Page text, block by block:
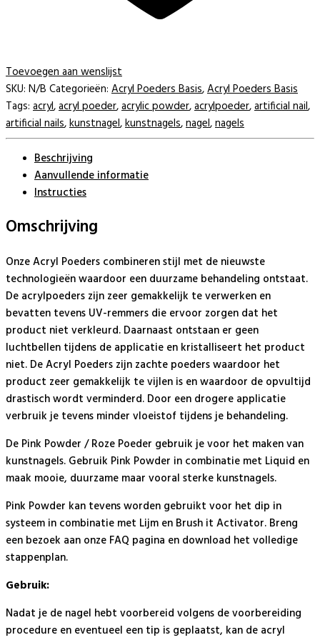
Toevoegen aan wenslijst
SKU: N/B Categorieën: Acryl Poeders Basis,Acryl Poeders Basis
Tags: acryl,acryl poeder,acrylic powder,acrylpoeder,artificial nail,
artificial nails,kunstnagel,kunstnagels,nagel,nagels
Beschrijving
Aanvullende informatie
Instructies
Omschrijving
Onze Acryl Poeders combineren stijl met de nieuwste
technologieën waardoor een duurzame behandeling ontstaat.
De acrylpoeders zijn zeer gemakkelijk te verwerken en
bevatten tevens UV-remmers die ervoor zorgen dat het
product niet verkleurd. Daarnaast ontstaan er geen
luchtbellen tijdens de applicatie en kristalliseert het product
niet. De Acryl Poeders zijn zachte poeders waardoor het
product zeer gemakkelijk te vijlen is en waardoor de opvultijd
drastisch wordt verminderd. Door een drogere applicatie
verbruik je tevens minder vloeistof tijdens je behandeling.
De Pink Powder / Roze Poeder gebruik je voor het maken van
kunstnagels. Gebruik Pink Powder in combinatie met Liquid en
maak mooie, duurzame maar vooral sterke kunstnagels.
Pink Powder kan tevens worden gebruikt voor het dip in
systeem in combinatie met Lijm en Brush it Activator. Breng
een bezoek aan onze FAQ pagina en download het volledige
stappenplan.
Gebruik:
Nadat je de nagel hebt voorbereid volgens de voorbereiding
procedure en eventueel een tip is geplaatst, kan de acryl